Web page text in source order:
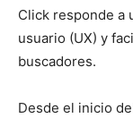
Click responde a
usuario (UX) y
buscadores.
Desde el inicio